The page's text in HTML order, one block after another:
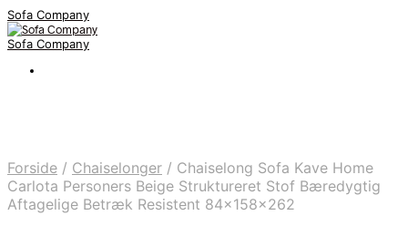
Sofa Company
Sofa Company
Forside / Chaiselonger / Chaiselong Sofa Kave Home
Carlota Personers Beige Struktureret Stof Bæredygtig
Aftagelige Betræk Resistent 84x158x262